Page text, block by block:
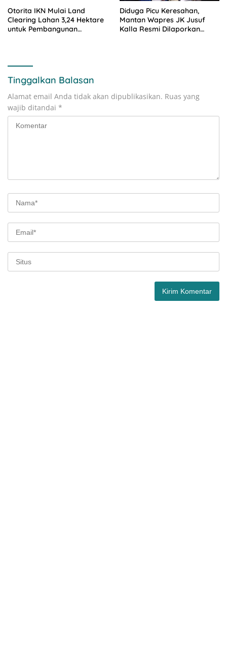
Otorita IKN Mulai Land
Clearing Lahan 3,24 Hektare
untuk Pembangunan
Diduga Picu Keresahan,
Mantan Wapres JK Jusuf
Kalla Resmi Dilaporkan
Tinggalkan Balasan
Alamat email Anda tidak akan dipublikasikan. Ruas yang
wajib ditandai *